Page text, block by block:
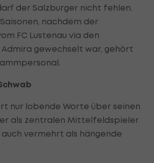
der Salzburger nicht fehlen.
nachdem der
FC Lustenau via den
Admira gewechselt war, gehört
nur lobende Worte über seinen
er als zentralen Mittelfeldspieler
vermehrt als hängende